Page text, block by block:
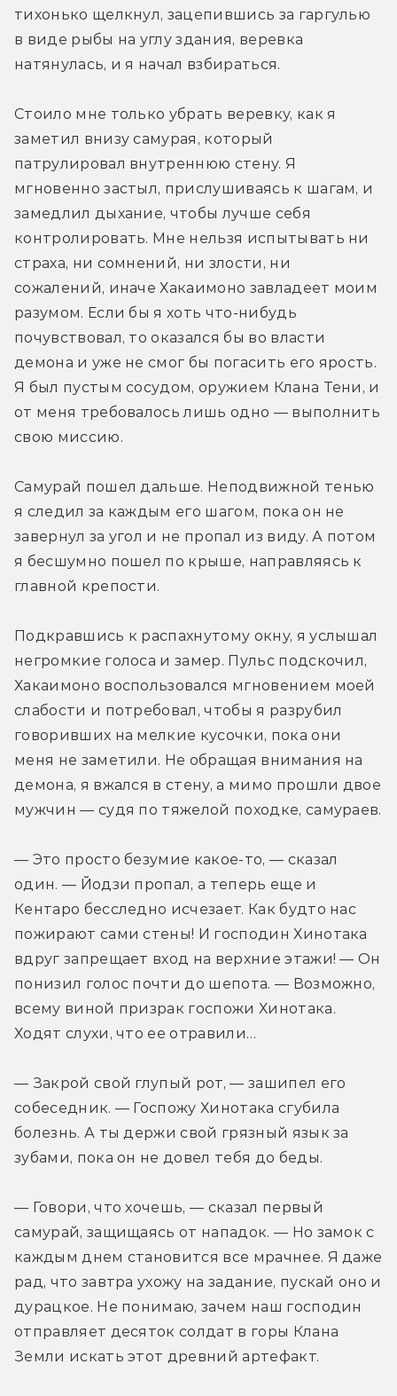
тихонько щелкнул, зацепившись за гаргулью
в виде рыбы на углу здания, веревка
натянулась, и я начал взбираться.
Стоило мне только убрать веревку, как я
заметил внизу самурая, который
патрулировал внутреннюю стену. Я
мгновенно застыл, прислушиваясь к шагам, и
замедлил дыхание, чтобы лучше себя
контролировать. Мне нельзя испытывать ни
страха, ни сомнений, ни злости, ни
сожалений, иначе Хакаимоно завладеет моим
разумом. Если бы я хоть что­-нибудь
почувствовал, то оказался бы во власти
демона и уже не смог бы погасить его ярость.
Я был пустым сосудом, оружием Клана Тени, и
от меня требовалось лишь одно — выполнить
свою миссию.
Самурай пошел дальше. Неподвижной тенью
я следил за каждым его шагом, пока он не
завернул за угол и не пропал из виду. А потом
я бесшумно пошел по крыше, направляясь к
главной крепости.
Подкравшись к распахнутому окну, я услышал
негромкие голоса и замер. Пульс подскочил,
Хакаимоно воспользовался мгновением моей
слабости и потребовал, чтобы я разрубил
говоривших на мелкие кусочки, пока они
меня не заметили. Не обращая внимания на
демона, я вжался в стену, а мимо прошли двое
мужчин — судя по тяжелой походке, самураев.
— Это просто безумие какое-­то, — сказал
один. — Йодзи пропал, а теперь еще и
Кентаро бесследно исчезает. Как будто нас
пожирают сами стены! И господин Хинотака
вдруг запрещает вход на верхние этажи! — Он
понизил голос почти до шепота. — Возможно,
всему виной призрак госпожи Хинотака.
Ходят слухи, что ее отравили…
— Закрой свой глупый рот, — зашипел его
собеседник. — Госпожу Хинотака сгубила
болезнь. А ты держи свой грязный язык за
зубами, пока он не довел тебя до беды.
— Говори, что хочешь, — сказал первый
самурай, защищаясь от нападок. — Но замок с
каждым днем становится все мрачнее. Я даже
рад, что завтра ухожу на задание, пускай оно и
дурацкое. Не понимаю, зачем наш господин
отправляет десяток солдат в горы Клана
Земли искать этот древний артефакт.